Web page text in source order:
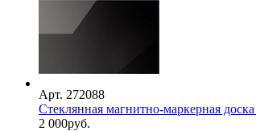
Арт. 272088
Стеклянная магнитно-маркерная
2 000руб.